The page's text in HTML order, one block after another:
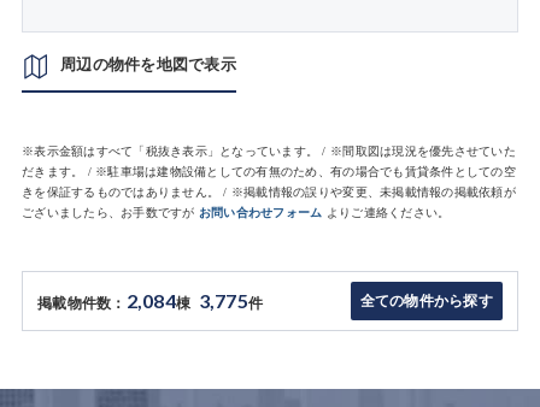
周辺の物件を地図で表示
※表示金額はすべて「税抜き表示」となっています。 / ※間取図は現況を優先させていた
だきます。 / ※駐車場は建物設備としての有無のため、有の場合でも賃貸条件としての空
きを保証するものではありません。 / ※掲載情報の誤りや変更、未掲載情報の掲載依頼が
ございましたら、お手数ですが お問い合わせフォーム よりご連絡ください。
掲載物件数： 2,084棟 3,775件 全ての物件から探す